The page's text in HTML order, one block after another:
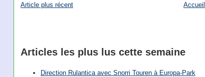
Article plus récent Accueil
Articles les plus lus cette semaine
Direction Rulantica avec Snorri Touren à Europa-Park